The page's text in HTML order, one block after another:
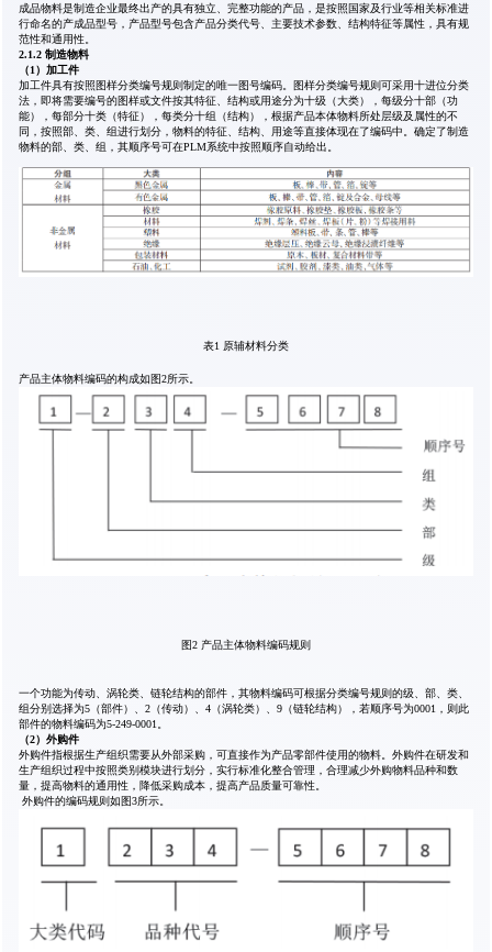
成品物料是制造企业最终出产的具有独立、完整功能的产品，是按照国家及行业等相关标准进
行命名的产成品型号，产品型号包含产品分类代号、主要技术参数、结构特征等属性，具有规
范性和通用性。
2.1.2 制造物料
（1）加工件
加工件具有按照图样分类编号规则制定的唯一图号编码。图样分类编号规则可采用十进位分类
法，即将需要编号的图样或文件按其特征、结构或用途分为十级（大类），每级分十部（功
能），每部分十类（特征），每类分十组（结构），根据产品本体物料所处层级及属性的不
同，按照部、类、组进行划分，物料的特征、结构、用途等直接体现在了编码中。确定了制造
物料的部、类、组，其顺序号可在PLM系统中按照顺序自动给出。
表1 原辅材料分类
产品主体物料编码的构成如图2所示。
图2 产品主体物料编码规则
一个功能为传动、涡轮类、链轮结构的部件，其物料编码可根据分类编号规则的级、部、类、
组分别选择为5（部件）、2（传动）、4（涡轮类）、9（链轮结构），若顺序号为0001，则此
部件的物料编码为5-249-0001。
（2）外购件
外购件指根据生产组织需要从外部采购，可直接作为产品零部件使用的物料。外购件在研发和
生产组织过程中按照类别模块进行划分，实行标准化整合管理，合理减少外购物料品种和数
量，提高物料的通用性，降低采购成本，提高产品质量可靠性。
外购件的编码规则如图3所示。